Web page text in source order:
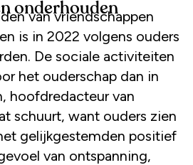
onderhouden
van vriendschappen
is in 2022 volgens ouders
De sociale activiteiten
het ouderschap dan in
hoofdredacteur van
schuurt, want ouders zien
gelijkgestemden positief
van ontspanning,